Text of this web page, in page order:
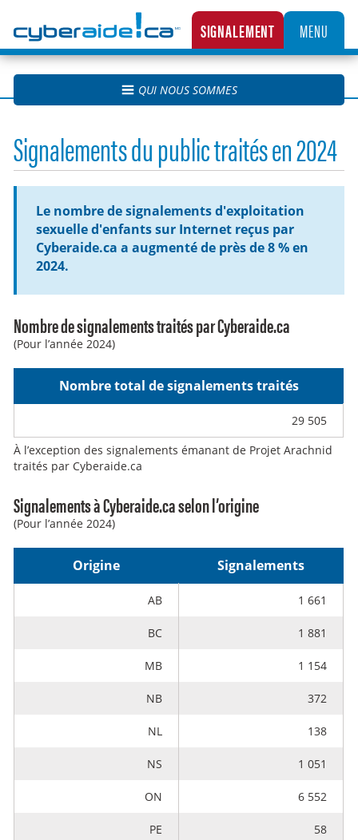
LA CENTRALE CANADIENNE DE SIGNALEMENT DES CAS D’EXPLOITATION SEXUELLE
SIGNALEMENT MENU
QUI NOUS SOMMES
Signalements du public traités en 2024
Le nombre de signalements d'exploitation
sexuelle d'enfants sur Internet reçus par
Cyberaide.ca a augmenté de près de 8 % en
2024.
Nombre de signalements traités par Cyberaide.ca
(Pour l’année 2024)
Nombre total de signalements traités
29 505
À l’exception des signalements émanant de Projet Arachnid
traités par Cyberaide.ca
Signalements à Cyberaide.ca selon l’origine
(Pour l’année 2024)
Origine Signalements
AB 1 661
BC 1 881
MB 1 154
NB 372
NL 138
NS 1 051
ON 6 552
PE 58